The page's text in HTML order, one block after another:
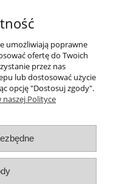
»
umożliwiają poprawne
ofertę do Twoich
przez nas
lub dostosować użycie
opcję "Dostosuj zgody".
naszej Polityce